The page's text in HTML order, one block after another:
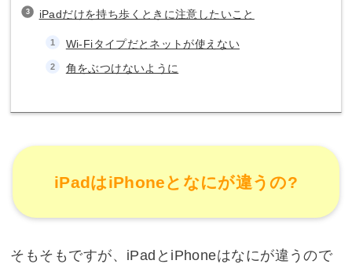
iPadだけを持ち歩くときに注意したいこと
Wi-Fiタイプだとネットが使えない
角をぶつけないように
iPadはiPhoneとなにが違うの?
そもそもですが、iPadとiPhoneはなにが違うので